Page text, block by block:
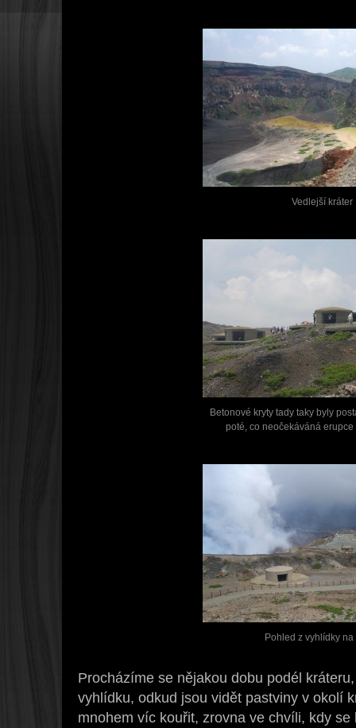
Vedlejší kráter
Betonové kryty tady taky byly
poté, co neočekáváná
Pohled z vyhlídky na
Procházíme se nějakou dobu podél
vyhlídku, odkud jsou vidět pastviny v okolí
mnohem víc kouřit, zrovna ve chvíli, kdy